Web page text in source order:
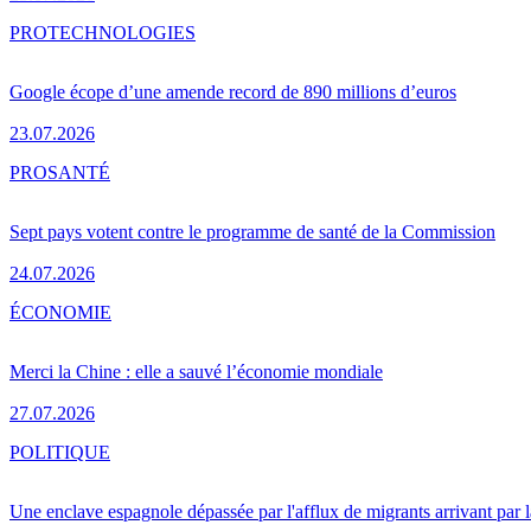
Google écope d’une amende record de 890 millions d’euros
23.07.2026
PROTECHNOLOGIES
Sept pays votent contre le programme de santé de la Commission
24.07.2026
PROSANTÉ
Merci la Chine : elle a sauvé l’économie mondiale
27.07.2026
ÉCONOMIE
Une enclave espagnole dépassée par l'afflux de migrants arrivant par
POLITIQUE